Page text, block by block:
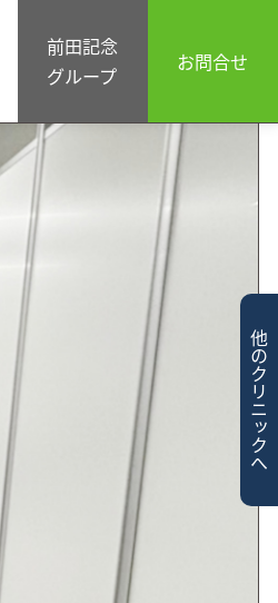
前田記念
グループ
お問合せ
他のクリニックへ